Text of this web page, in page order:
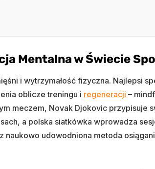
Mentalna w Świecie
i wytrzymałość fizyczna. Najlepsi
oblicze treningu i regeneracji –
meczem, Novak Djokovic przypisuje
a polska siatkówka wprowadza
naukowo udowodniona metoda